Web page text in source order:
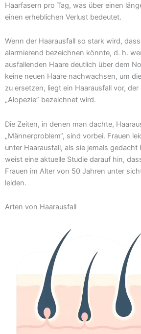
Haarfasern pro Tag, was über einen
einen erheblichen Verlust bedeutet.
Wenn der Haarausfall so stark wird,
alarmierend bezeichnen könnte, d. h.
ausfallenden Haare deutlich über dem
keine neuen Haare nachwachsen, um
zu ersetzen, liegt ein Haarausfall vor,
„Alopezie” bezeichnet wird.
Die Zeiten, in denen man dachte,
„Männerproblem“, sind vorbei. Frauen
unter Haarausfall, als sie jemals
weist eine aktuelle Studie darauf hin,
Frauen im Alter von 50 Jahren unter
leiden.
Arten von Haarausfall